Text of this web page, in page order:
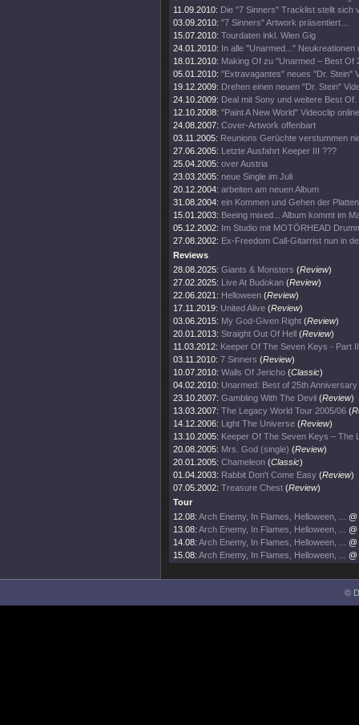
11.09.2010: Die "7 Sinners" Tracklist stellt sich
03.09.2010: "7 Sinners" Artwork präsentiert...
15.07.2010: Tourdaten inkl. Wien Gig
24.01.2010: In alle "Unarmed..." Neukreationen
18.01.2010: Making Of zu "Unarmed – Best Of
05.01.2010: "Extravagantes" neues "Dr. Stein"
19.12.2009: Drehen einen neuen "Dr. Stein"
24.10.2009: Deal mit Sony und weitere Best Of.
12.10.2008: "Paint A New World" Videoclip
24.08.2007: Cover-Artwork offenbart
03.11.2005: Reunions Gerüchte verstummen
27.06.2005: Letzte Ausfahrt Keeper III ???
25.04.2005: over Austria
23.03.2005: neue Single im Juli
20.12.2004: arbeiten am neuen Album
31.08.2004: ein Kommen und Gehen der
15.01.2003: Beeing mixed... Album kommt im
05.12.2002: Im Studio mit MOTÖRHEAD
27.08.2002: Ex-Freedom Call-Gitarrist nun in
Reviews
28.08.2025: Giants & Monsters (Review)
27.02.2025: Live At Budokan (Review)
22.06.2021: Helloween (Review)
17.11.2019: United Alive (Review)
03.06.2015: My God-Given Right (Review)
20.01.2013: Straight Out Of Hell (Review)
11.03.2012: Keeper Of The Seven Keys - Part II
03.11.2010: 7 Sinners (Review)
10.07.2010: Walls Of Jericho (Classic)
04.02.2010: Unarmed: Best of 25th Anniversary
23.10.2007: Gambling With The Devil (Review)
13.03.2007: The Legacy World Tour 2005/06 (
14.12.2006: Light The Universe (Review)
13.10.2005: Keeper Of The Seven Keys – The
20.08.2005: Mrs. God (single) (Review)
20.01.2005: Chameleon (Classic)
01.04.2003: Rabbit Don't Come Easy (Review)
07.05.2002: Treasure Chest (Review)
Tour
12.08: Arch Enemy, In Flames, Helloween, ...
13.08: Arch Enemy, In Flames, Helloween, ...
14.08: Arch Enemy, In Flames, Helloween, ...
15.08: Arch Enemy, In Flames, Helloween, ...
©